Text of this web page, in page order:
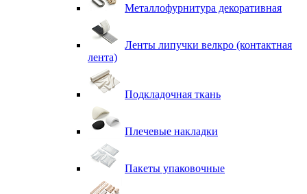
Металлофурнитура декоративная
Ленты липучки велкро (контактная
лента)
Подкладочная ткань
Плечевые накладки
Пакеты упаковочные